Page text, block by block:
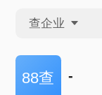
查企业
查企业
88查 -